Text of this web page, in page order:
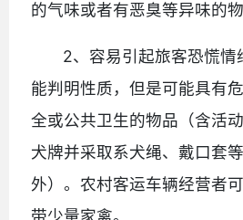
的气味或者有恶臭等异味的物
2、容易引起旅客恐慌情
能判明性质，但是可能具有
全或公共卫生的物品（含活
犬牌并采取系犬绳、戴口套
外）。农村客运车辆经营者
带少量家禽。